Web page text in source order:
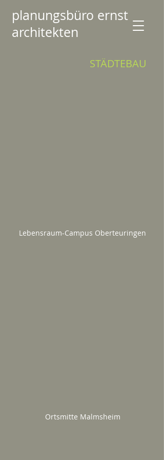
planungsbüro ernst
architekten
STÄDTEBAU
Lebensraum-Campus Oberteuringen
Ortsmitte Malmsheim